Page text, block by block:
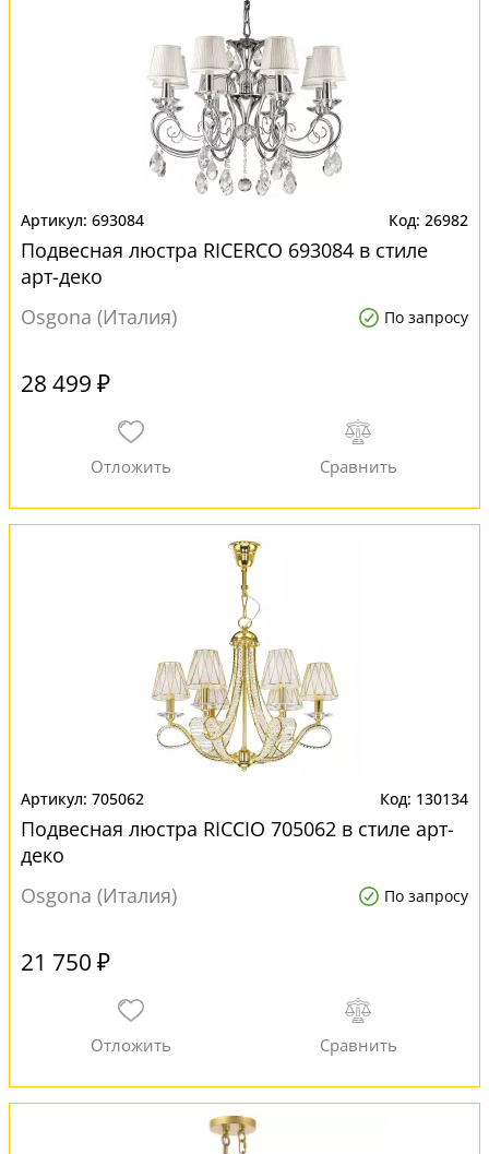
693084 26982
Подвесная люстра RICERCO 693084 в стиле
арт-деко
Osgona (Италия)
По запросу
28 499 ₽
705062 130134
Подвесная люстра RICCIO 705062 в стиле арт-
деко
Osgona (Италия)
По запросу
21 750 ₽